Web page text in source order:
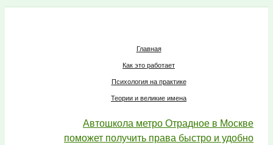
Главная
Как это работает
Психология на практике
Теории и великие имена
Автошкола метро Отрадное в Москве
поможет получить права быстро и удобно